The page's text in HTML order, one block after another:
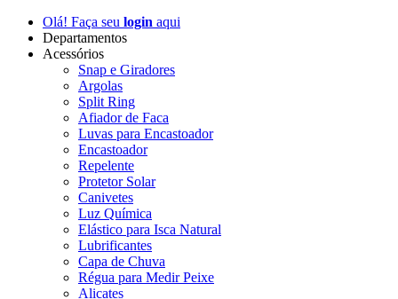
Olá! Faça seu login aqui
Departamentos
Acessórios
Snap e Giradores
Argolas
Split Ring
Afiador de Faca
Luvas para Encastoador
Encastoador
Repelente
Protetor Solar
Canivetes
Luz Química
Elástico para Isca Natural
Lubrificantes
Capa de Chuva
Régua para Medir Peixe
Alicates